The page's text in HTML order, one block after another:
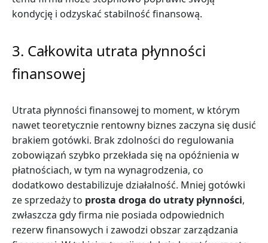
kondycję i odzyskać stabilność finansową.
3. Całkowita utrata płynności
finansowej
Utrata płynności finansowej to moment, w którym
nawet teoretycznie rentowny biznes zaczyna się dusić
brakiem gotówki. Brak zdolności do regulowania
zobowiązań szybko przekłada się na opóźnienia w
płatnościach, w tym na wynagrodzenia, co
dodatkowo destabilizuje działalność. Mniej gotówki
ze sprzedaży to prosta droga do utraty płynności,
zwłaszcza gdy firma nie posiada odpowiednich
rezerw finansowych i zawodzi obszar zarządzania